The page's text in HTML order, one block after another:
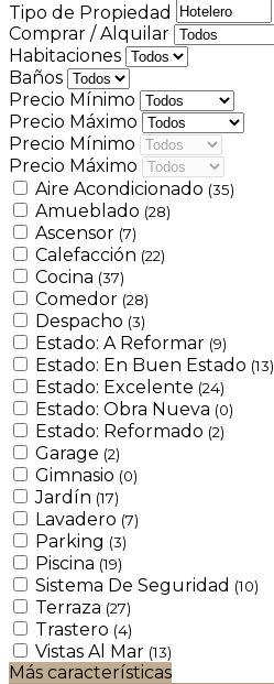
Tipo de Propiedad
Comprar / Alquilar
Habitaciones
Baños
Precio Mínimo
Precio Máximo
Precio Mínimo
Precio Máximo
Aire Acondicionado (35)
Amueblado (28)
Ascensor (7)
Calefacción (22)
Cocina (37)
Comedor (28)
Despacho (3)
Estado: A Reformar (9)
Estado: En Buen Estado (13)
Estado: Excelente (24)
Estado: Obra Nueva (0)
Estado: Reformado (2)
Garage (2)
Gimnasio (0)
Jardín (17)
Lavadero (7)
Parking (3)
Piscina (19)
Sistema De Seguridad (10)
Terraza (27)
Trastero (4)
Vistas Al Mar (13)
Más características